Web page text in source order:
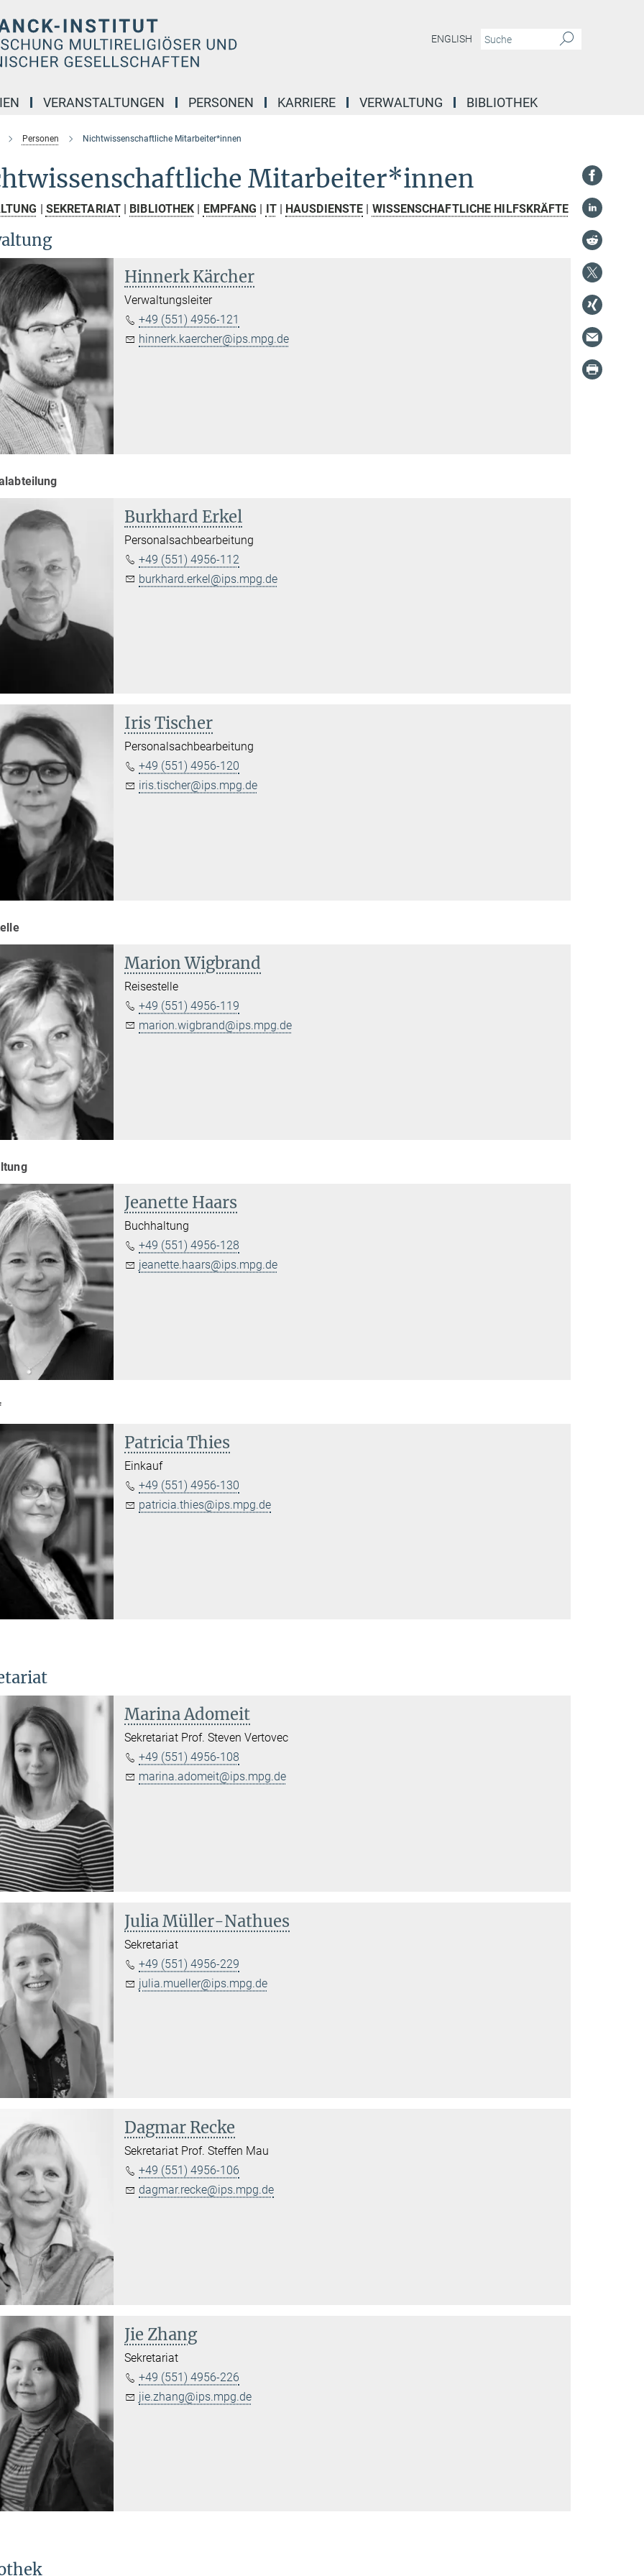
ENGLISH
VERANSTALTUNGEN PERSONEN KARRIERE VERWALTUNG BIBLIOTHEK
Personen Nichtwissenschaftliche Mitarbeiter*innen
Mitarbeiter*innen
| SEKRETARIAT| BIBLIOTHEK | EMPFANG | IT| HAUSDIENSTE | WISSENSCHAFTLICHE HILFSKRÄFTE
Hinnerk Kärcher
Verwaltungsleiter
+49 (551) 4956-121
hinnerk.kaercher@ips.mpg.de
Burkhard Erkel
Personalsachbearbeitung
+49 (551) 4956-112
burkhard.erkel@ips.mpg.de
Iris Tischer
Personalsachbearbeitung
+49 (551) 4956-120
iris.tischer@ips.mpg.de
Marion Wigbrand
Reisestelle
+49 (551) 4956-119
marion.wigbrand@ips.mpg.de
Jeanette Haars
Buchhaltung
+49 (551) 4956-128
jeanette.haars@ips.mpg.de
Patricia Thies
Einkauf
+49 (551) 4956-130
patricia.thies@ips.mpg.de
Marina Adomeit
Sekretariat Prof. Steven Vertovec
+49 (551) 4956-108
marina.adomeit@ips.mpg.de
Julia Müller-Nathues
Sekretariat
+49 (551) 4956-229
julia.mueller@ips.mpg.de
Dagmar Recke
Sekretariat Prof. Steffen Mau
+49 (551) 4956-106
dagmar.recke@ips.mpg.de
Jie Zhang
Sekretariat
+49 (551) 4956-226
jie.zhang@ips.mpg.de